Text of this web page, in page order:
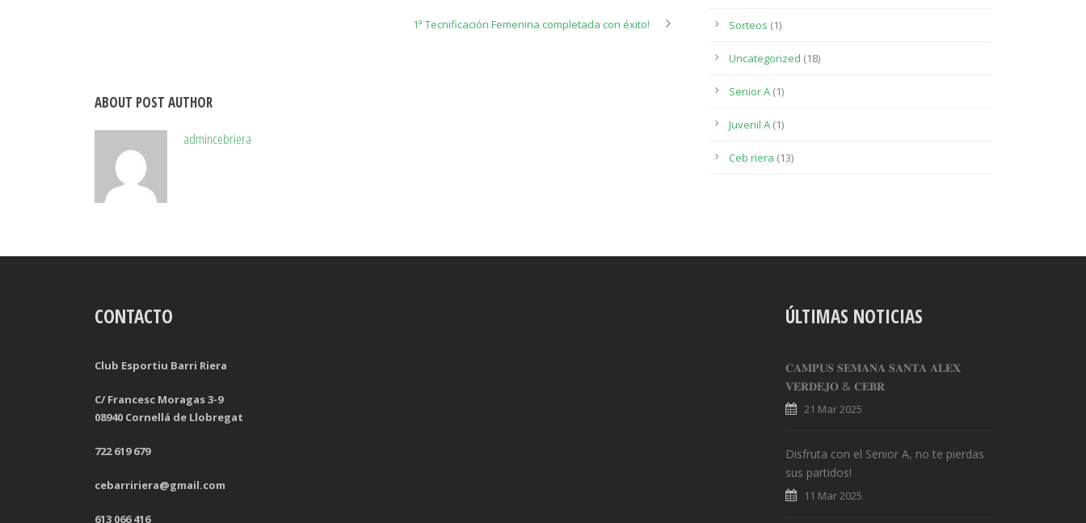
1ª Tecnificación Femenina completada con éxito!
ABOUT POST AUTHOR
admincebriera
Sorteos (1)
Uncategorized (18)
Senior A (1)
Juvenil A (1)
Ceb riera (13)
CONTACTO
Club Esportiu Barri Riera
C/ Francesc Moragas 3-9
08940 Cornellá de Llobregat
722 619 679
cebarririera@gmail.com
613 066 416
ÚLTIMAS NOTICIAS
𝐂𝐀𝐌𝐏𝐔𝐒 𝐒𝐄𝐌𝐀𝐍𝐀 𝐒𝐀𝐍𝐓𝐀 𝐀𝐋𝐄𝐗
𝐕𝐄𝐑𝐃𝐄𝐉𝐎 & 𝐂𝐄𝐁𝐑
21 Mar 2025
Disfruta con el Senior A, no te pierdas
sus partidos!
11 Mar 2025